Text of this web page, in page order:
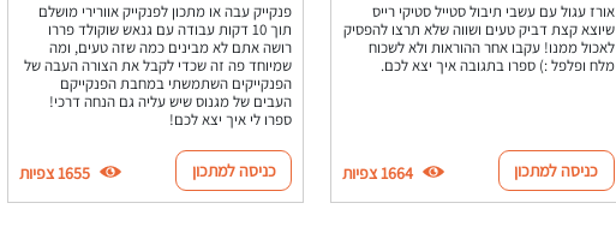
אורז עגול עם עשבי תיבול סטייל סטיקי רייס
שיוצא קצת דביק טעים ושווה שלא תרצו להפסיק
לאכול ממנו! עקבו אחר ההוראות ולא לשכוח
מלח ופלפל :) ספרו בתגובה איך יצא לכם.
כניסה למתכון 1664 צפיות
פנקייק עבה או מתכון לפנקייק אוורירי מושלם
תוך 10 דקות עבודה עם גנאש שוקולד פררו
רושה אתם לא מבינים כמה שזה טעים, ומה
שמיוחד פה זה שכדי לקבל את הצורה העבה של
הפנקייקים השתמשתי במחבת הפנקייקם
העבים של מגנוס שיש עליה גם הנחה דרכי!
ספרו לי איך יצא לכם!
כניסה למתכון 1655 צפיות